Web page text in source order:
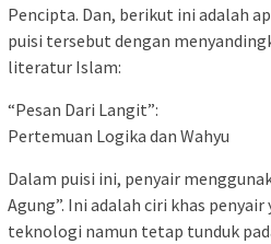
Pencipta. ​Dan, berikut ini adalah
puisi tersebut dengan
literatur Islam:
“Pesan Dari Langit”:
Pertemuan Logika dan Wahyu
​Dalam puisi ini, penyair
Agung”. Ini adalah ciri khas
teknologi namun tetap tunduk